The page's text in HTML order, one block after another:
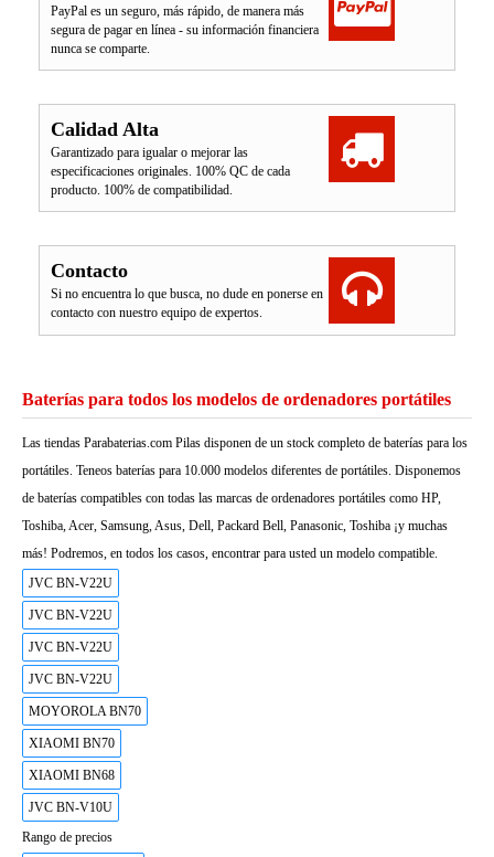
PayPal es un seguro, más rápido, de manera más
segura de pagar en línea - su información financiera
nunca se comparte.
Calidad Alta
Garantizado para igualar o mejorar las
especificaciones originales. 100% QC de cada
producto. 100% de compatibilidad.
Contacto
Si no encuentra lo que busca, no dude en ponerse en
contacto con nuestro equipo de expertos.
Baterías para todos los modelos de ordenadores portátiles
Las tiendas Parabaterias.com Pilas disponen de un stock completo de baterías para los
portátiles. Teneos baterías para 10.000 modelos diferentes de portátiles. Disponemos
de baterías compatibles con todas las marcas de ordenadores portátiles como HP,
Toshiba, Acer, Samsung, Asus, Dell, Packard Bell, Panasonic, Toshiba ¡y muchas
más! Podremos, en todos los casos, encontrar para usted un modelo compatible.
JVC BN-V22U
JVC BN-V22U
JVC BN-V22U
JVC BN-V22U
MOYOROLA BN70
XIAOMI BN70
XIAOMI BN68
JVC BN-V10U
Rango de precios